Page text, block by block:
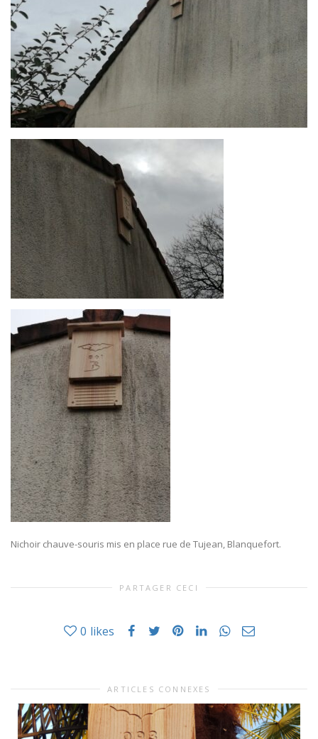
Nichoir chauve-souris mis en place rue de Tujean, Blanquefort.
PARTAGER CECI
0 likes
ARTICLES CONNEXES